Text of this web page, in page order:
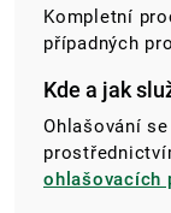
Kompletní
případných
Kde a jak
Ohlašování
ohlašovacích